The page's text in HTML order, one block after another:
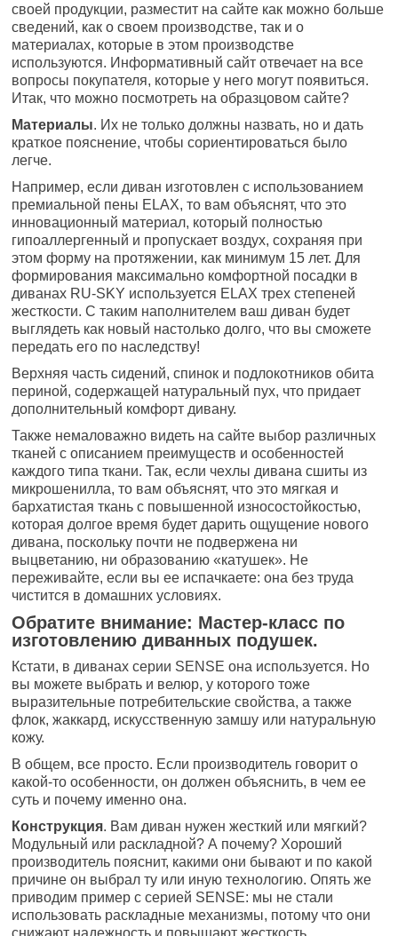
своей продукции, разместит на сайте как можно больше
сведений, как о своем производстве, так и о
материалах, которые в этом производстве
используются. Информативный сайт отвечает на все
вопросы покупателя, которые у него могут появиться.
Итак, что можно посмотреть на образцовом сайте?
Материалы. Их не только должны назвать, но и дать
краткое пояснение, чтобы сориентироваться было
легче.
Например, если диван изготовлен с использованием
премиальной пены ELAX, то вам объяснят, что это
инновационный материал, который полностью
гипоаллергенный и пропускает воздух, сохраняя при
этом форму на протяжении, как минимум 15 лет. Для
формирования максимально комфортной посадки в
диванах RU-SKY используется ELAX трех степеней
жесткости. С таким наполнителем ваш диван будет
выглядеть как новый настолько долго, что вы сможете
передать его по наследству!
Верхняя часть сидений, спинок и подлокотников обита
периной, содержащей натуральный пух, что придает
дополнительный комфорт дивану.
Также немаловажно видеть на сайте выбор различных
тканей с описанием преимуществ и особенностей
каждого типа ткани. Так, если чехлы дивана сшиты из
микрошенилла, то вам объяснят, что это мягкая и
бархатистая ткань с повышенной износостойкостью,
которая долгое время будет дарить ощущение нового
дивана, поскольку почти не подвержена ни
выцветанию, ни образованию «катушек». Не
переживайте, если вы ее испачкаете: она без труда
чистится в домашних условиях.
Обратите внимание: Мастер-класс по
изготовлению диванных подушек.
Кстати, в диванах серии SENSE она используется. Но
вы можете выбрать и велюр, у которого тоже
выразительные потребительские свойства, а также
флок, жаккард, искусственную замшу или натуральную
кожу.
В общем, все просто. Если производитель говорит о
какой-то особенности, он должен объяснить, в чем ее
суть и почему именно она.
Конструкция. Вам диван нужен жесткий или мягкий?
Модульный или раскладной? А почему? Хороший
производитель пояснит, какими они бывают и по какой
причине он выбрал ту или иную технологию. Опять же
приводим пример с серией SENSE: мы не стали
использовать раскладные механизмы, потому что они
снижают надежность и повышают жесткость.